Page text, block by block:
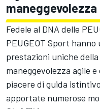
maneggevolezza
Fedele al DNA delle
PEUGEOT Sport
prestazioni uniche
maneggevolezza agile
piacere di guida
apportate numerose